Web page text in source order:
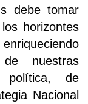
debe tomar
horizontes
nuestras
política, de
Nacional